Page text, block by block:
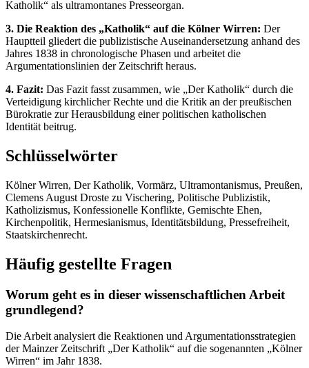
Katholik“ als ultramontanes Presseorgan.
3. Die Reaktion des „Katholik“ auf die Kölner Wirren: Der
Hauptteil gliedert die publizistische Auseinandersetzung anhand des
Jahres 1838 in chronologische Phasen und arbeitet die
Argumentationslinien der Zeitschrift heraus.
4. Fazit: Das Fazit fasst zusammen, wie „Der Katholik“ durch die
Verteidigung kirchlicher Rechte und die Kritik an der preußischen
Bürokratie zur Herausbildung einer politischen katholischen
Identität beitrug.
Schlüsselwörter
Kölner Wirren, Der Katholik, Vormärz, Ultramontanismus, Preußen,
Clemens August Droste zu Vischering, Politische Publizistik,
Katholizismus, Konfessionelle Konflikte, Gemischte Ehen,
Kirchenpolitik, Hermesianismus, Identitätsbildung, Pressefreiheit,
Staatskirchenrecht.
Häufig gestellte Fragen
Worum geht es in dieser wissenschaftlichen Arbeit
grundlegend?
Die Arbeit analysiert die Reaktionen und Argumentationsstrategien
der Mainzer Zeitschrift „Der Katholik“ auf die sogenannten „Kölner
Wirren“ im Jahr 1838.